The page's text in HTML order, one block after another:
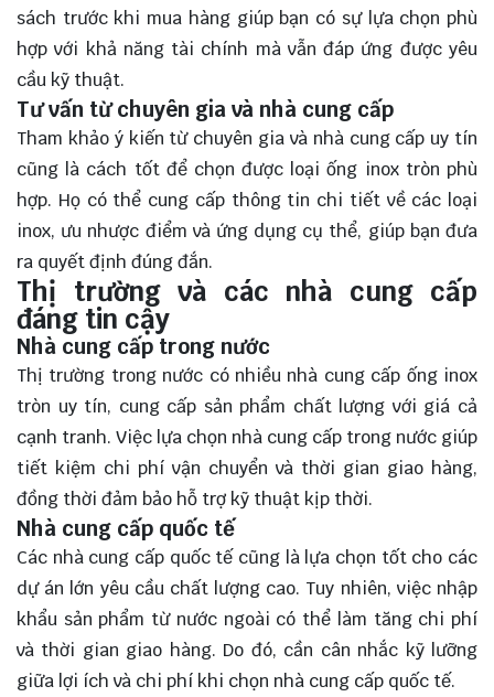
sách trước khi mua hàng giúp bạn có sự lựa chọn phù
hợp với khả năng tài chính mà vẫn đáp ứng được yêu
cầu kỹ thuật.
Tư vấn từ chuyên gia và nhà cung cấp
Tham khảo ý kiến từ chuyên gia và nhà cung cấp uy tín
cũng là cách tốt để chọn được loại ống inox tròn phù
hợp. Họ có thể cung cấp thông tin chi tiết về các loại
inox, ưu nhược điểm và ứng dụng cụ thể, giúp bạn đưa
ra quyết định đúng đắn.
Thị trường và các nhà cung cấp
đáng tin cậy
Nhà cung cấp trong nước
Thị trường trong nước có nhiều nhà cung cấp ống inox
tròn uy tín, cung cấp sản phẩm chất lượng với giá cả
cạnh tranh. Việc lựa chọn nhà cung cấp trong nước giúp
tiết kiệm chi phí vận chuyển và thời gian giao hàng,
đồng thời đảm bảo hỗ trợ kỹ thuật kịp thời.
Nhà cung cấp quốc tế
Các nhà cung cấp quốc tế cũng là lựa chọn tốt cho các
dự án lớn yêu cầu chất lượng cao. Tuy nhiên, việc nhập
khẩu sản phẩm từ nước ngoài có thể làm tăng chi phí
và thời gian giao hàng. Do đó, cần cân nhắc kỹ lưỡng
giữa lợi ích và chi phí khi chọn nhà cung cấp quốc tế.